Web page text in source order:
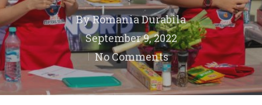
ByRomania Durabila
September 9, 2022
No Comments